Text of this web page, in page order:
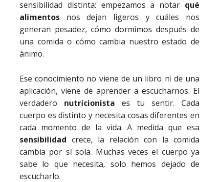
sensibilidad distinta: empezamos a notar qué
alimentos nos dejan ligeros y cuáles nos
generan pesadez, cómo dormimos después de
una comida o cómo cambia nuestro estado de
ánimo.
Ese conocimiento no viene de un libro ni de una
aplicación, viene de aprender a escucharnos. El
verdadero nutricionista es tu sentir. Cada
cuerpo es distinto y necesita cosas diferentes en
cada momento de la vida. A medida que esa
sensibilidad crece, la relación con la comida
cambia por sí sola. Muchas veces el cuerpo ya
sabe lo que necesita, solo hemos dejado de
escucharlo.